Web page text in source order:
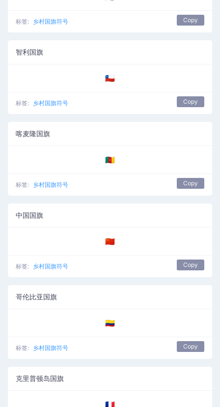
标签: 乡村国旗符号 Copy
智利国旗
🇨🇱
标签: 乡村国旗符号 Copy
喀麦隆国旗
🇨🇲
标签: 乡村国旗符号 Copy
中国国旗
🇨🇳
标签: 乡村国旗符号 Copy
哥伦比亚国旗
🇨🇴
标签: 乡村国旗符号 Copy
克里普顿岛国旗
🇨🇵